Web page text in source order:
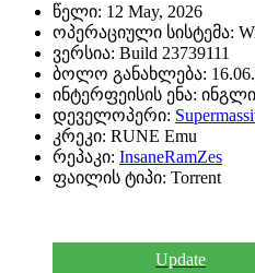
წელი: 12 May, 2026
ოპერაციული სისტემა:
ვერსია: Build 23739111
ბოლო განახლება:
ინტერფეისის ენა:
დეველოპერი:
კრეკი: RUNE Emu
რეპაკი: InsaneRamZes
ფაილის ტიპი: Torrent
Update